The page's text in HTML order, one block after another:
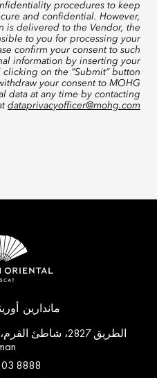
procedures to keep
and confidential. However,
is delivered to the Vendor, the
to you for processing your
confirm your consent to such
information by inserting your
on the “Submit” button
your consent to MOHG
data at any time by contacting
dataprivacyofficer@mohg.com
ماندارين
8888